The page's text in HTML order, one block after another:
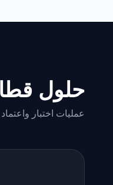
حلول
عمليات اختبار